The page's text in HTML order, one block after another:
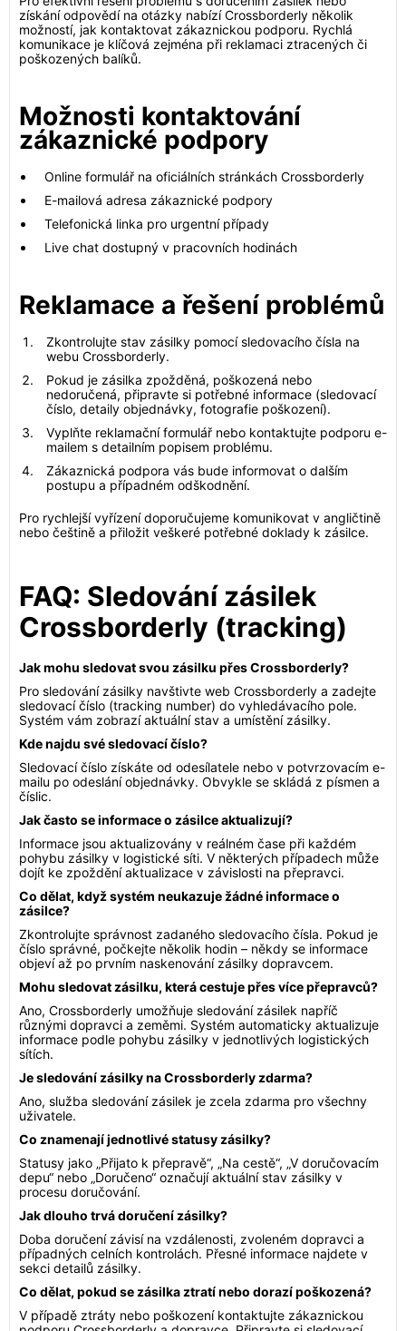
získání odpovědí na otázky nabízí Crossborderly několik
možností, jak kontaktovat zákaznickou podporu. Rychlá
komunikace je klíčová zejména při reklamaci ztracených či
poškozených balíků.
Možnosti kontaktování
zákaznické podpory
Online formulář na oficiálních stránkách Crossborderly
E-mailová adresa zákaznické podpory
Telefonická linka pro urgentní případy
Live chat dostupný v pracovních hodinách
Reklamace a řešení problémů
Zkontrolujte stav zásilky pomocí sledovacího čísla na
webu Crossborderly.
Pokud je zásilka zpožděná, poškozená nebo
nedoručená, připravte si potřebné informace (sledovací
číslo, detaily objednávky, fotografie poškození).
Vyplňte reklamační formulář nebo kontaktujte podporu e-
mailem s detailním popisem problému.
Zákaznická podpora vás bude informovat o dalším
postupu a případném odškodnění.
Pro rychlejší vyřízení doporučujeme komunikovat v angličtině
nebo češtině a přiložit veškeré potřebné doklady k zásilce.
FAQ: Sledování zásilek
Crossborderly (tracking)
Jak mohu sledovat svou zásilku přes Crossborderly?
Pro sledování zásilky navštivte web Crossborderly a zadejte
sledovací číslo (tracking number) do vyhledávacího pole.
Systém vám zobrazí aktuální stav a umístění zásilky.
Kde najdu své sledovací číslo?
Sledovací číslo získáte od odesílatele nebo v potvrzovacím e-
mailu po odeslání objednávky. Obvykle se skládá z písmen a
číslic.
Jak často se informace o zásilce aktualizují?
Informace jsou aktualizovány v reálném čase při každém
pohybu zásilky v logistické síti. V některých případech může
dojít ke zpoždění aktualizace v závislosti na přepravci.
Co dělat, když systém neukazuje žádné informace o
zásilce?
Zkontrolujte správnost zadaného sledovacího čísla. Pokud je
číslo správné, počkejte několik hodin – někdy se informace
objeví až po prvním naskenování zásilky dopravcem.
Mohu sledovat zásilku, která cestuje přes více přepravců?
Ano, Crossborderly umožňuje sledování zásilek napříč
různými dopravci a zeměmi. Systém automaticky aktualizuje
informace podle pohybu zásilky v jednotlivých logistických
sítích.
Je sledování zásilky na Crossborderly zdarma?
Ano, služba sledování zásilek je zcela zdarma pro všechny
uživatele.
Co znamenají jednotlivé statusy zásilky?
Statusy jako „Přijato k přepravě“, „Na cestě“, „V doručovacím
depu“ nebo „Doručeno“ označují aktuální stav zásilky v
procesu doručování.
Jak dlouho trvá doručení zásilky?
Doba doručení závisí na vzdálenosti, zvoleném dopravci a
případných celních kontrolách. Přesné informace najdete v
sekci detailů zásilky.
Co dělat, pokud se zásilka ztratí nebo dorazí poškozená?
V případě ztráty nebo poškození kontaktujte zákaznickou